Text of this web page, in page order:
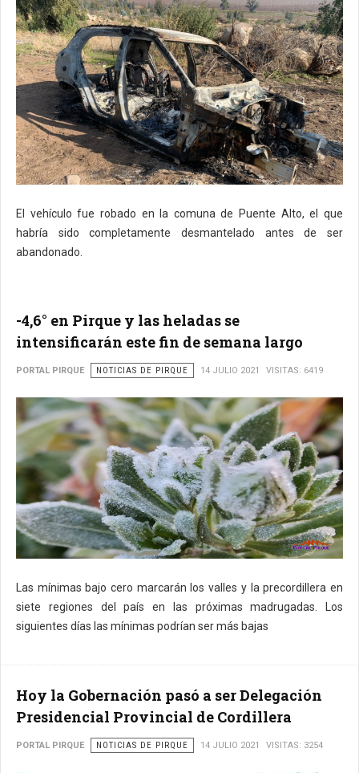
El vehículo fue robado en la comuna de Puente Alto, el que
habría sido completamente desmantelado antes de ser
abandonado.
-4,6° en Pirque y las heladas se
intensificarán este fin de semana largo
PORTAL PIRQUE NOTICIAS DE PIRQUE 14 JULIO 2021 VISITAS: 6419
Las mínimas bajo cero marcarán los valles y la precordillera en
siete regiones del país en las próximas madrugadas. Los
siguientes días las mínimas podrían ser más bajas
Hoy la Gobernación pasó a ser Delegación
Presidencial Provincial de Cordillera
PORTAL PIRQUE NOTICIAS DE PIRQUE 14 JULIO 2021 VISITAS: 3254